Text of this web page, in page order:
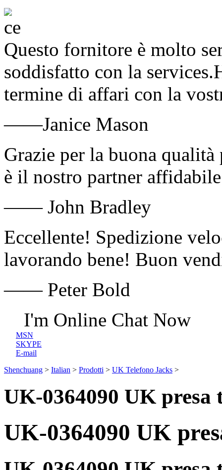
Questo fornitore è molto
soddisfatto con la
termine di affari con la
——Janice Mason
Grazie per la buona
è il nostro partner
—— John Bradley
Eccellente! Spedizione
lavorando bene! Buon
—— Peter Bold
I'm Online Chat Now
MSN
SKYPE
E-mail
Shenchuang > Italian > Prodotti > UK Telefono Jacks >
UK-0364090 UK presa
UK-0364090 UK